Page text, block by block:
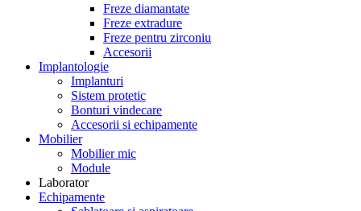
Freze diamantate
Freze extradure
Freze pentru zirconiu
Accesorii
Implantologie
Implanturi
Sistem protetic
Bonturi vindecare
Accesorii si echipamente
Mobilier
Mobilier mic
Module
Laborator
Echipamente